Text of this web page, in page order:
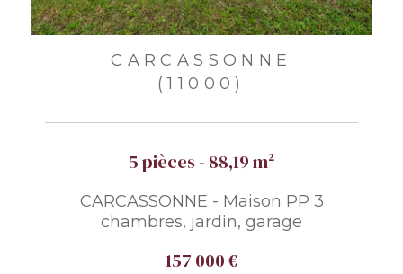
CARCASSONNE
(11000)
5 pièces - 88,19 m²
CARCASSONNE - Maison PP 3
chambres, jardin, garage
157 000 €